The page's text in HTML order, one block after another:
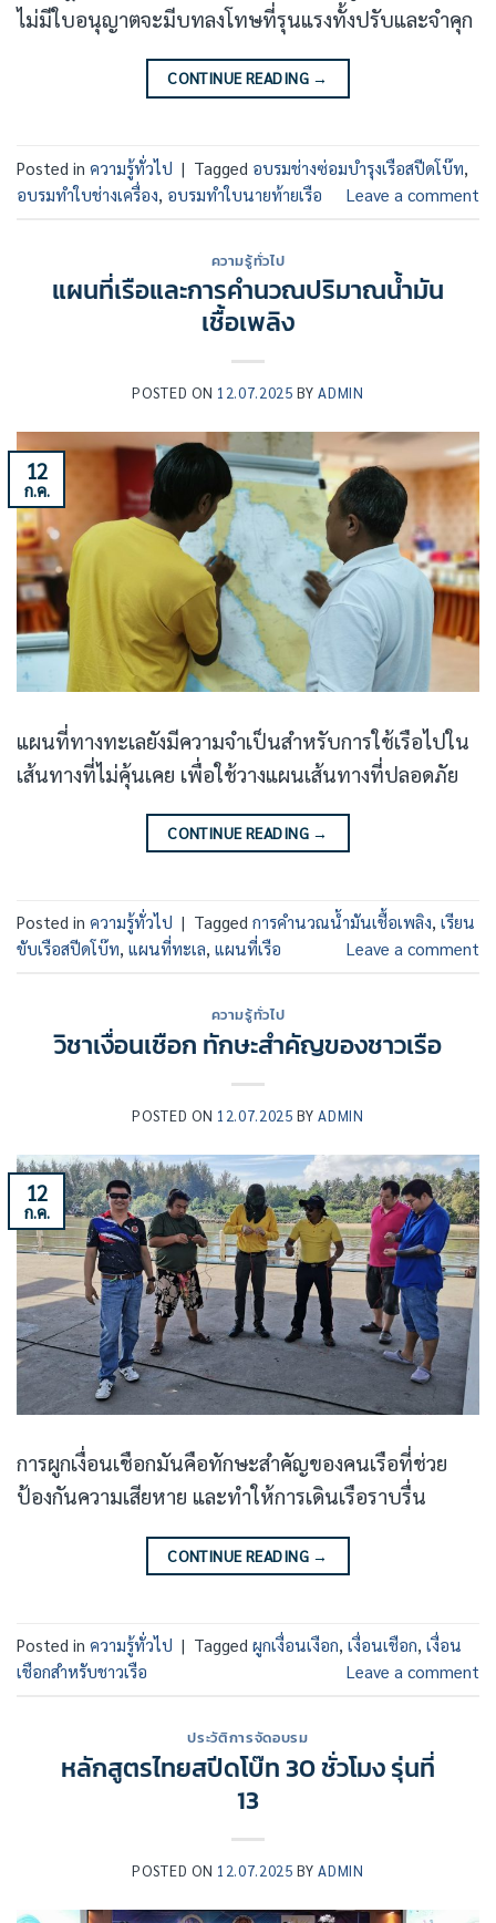
ไม่มีใบอนุญาตจะมีบทลงโทษที่รุนแรงทั้งปรับและจำคุก
CONTINUE READING →
Posted in ความรู้ทั่วไป | Tagged อบรมช่างซ่อมบำรุงเรือสปีดโบ๊ท,
อบรมทำใบช่างเครื่อง, อบรมทำใบนายท้ายเรือ Leave a comment
ความรู้ทั่วไป
แผนที่เรือและการคำนวณปริมาณน้ำมัน
เชื้อเพลิง
POSTED ON 12.07.2025 BYADMIN
12
ก.ค.
แผนที่ทางทะเลยังมีความจำเป็นสำหรับการใช้เรือไปใน
เส้นทางที่ไม่คุ้นเคย เพื่อใช้วางแผนเส้นทางที่ปลอดภัย
CONTINUE READING →
Posted in ความรู้ทั่วไป | Tagged การคำนวณน้ำมันเชื้อเพลิง, เรียน
ขับเรือสปีดโบ๊ท, แผนที่ทะเล, แผนที่เรือ Leave a comment
ความรู้ทั่วไป
วิชาเงื่อนเชือก ทักษะสำคัญของชาวเรือ
POSTED ON 12.07.2025 BYADMIN
12
ก.ค.
การผูกเงื่อนเชือกมันคือทักษะสำคัญของคนเรือที่ช่วย
ป้องกันความเสียหาย และทำให้การเดินเรือราบรื่น
CONTINUE READING →
Posted in ความรู้ทั่วไป | Tagged ผูกเงื่อนเงือก, เงื่อนเชือก, เงื่อน
เชือกสำหรับชาวเรือ
Leave a comment
ประวัติการจัดอบรม
หลักสูตรไทยสปีดโบ๊ท 30 ชั่วโมง รุ่นที่
13
POSTED ON 12.07.2025 BYADMIN